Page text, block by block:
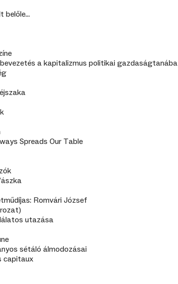
belőle…
a kapitalizmus politikai gazdaságtanába
Spreads Our Table
Romvári József
utazása
sétáló álmodozásai
capitaux